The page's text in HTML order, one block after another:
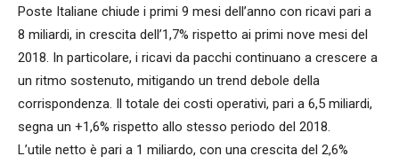
Poste Italiane chiude i primi 9 mesi dell’anno con ricavi pari a
8 miliardi, in crescita dell’1,7% rispetto ai primi nove mesi del
2018. In particolare, i ricavi da pacchi continuano a crescere a
un ritmo sostenuto, mitigando un trend debole della
corrispondenza. Il totale dei costi operativi, pari a 6,5 miliardi,
segna un +1,6% rispetto allo stesso periodo del 2018.
L’utile netto è pari a 1 miliardo, con una crescita del 2,6%